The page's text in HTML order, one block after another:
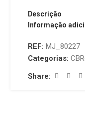
Descrição
Informação
REF: MJ_80227
Categorias:
Share: